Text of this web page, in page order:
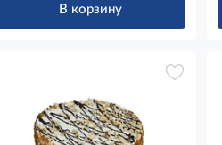
В корзину